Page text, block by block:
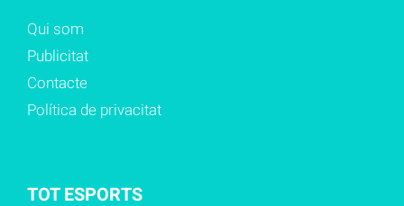
Qui som
Publicitat
Contacte
Política de privacitat
TOT ESPORTS